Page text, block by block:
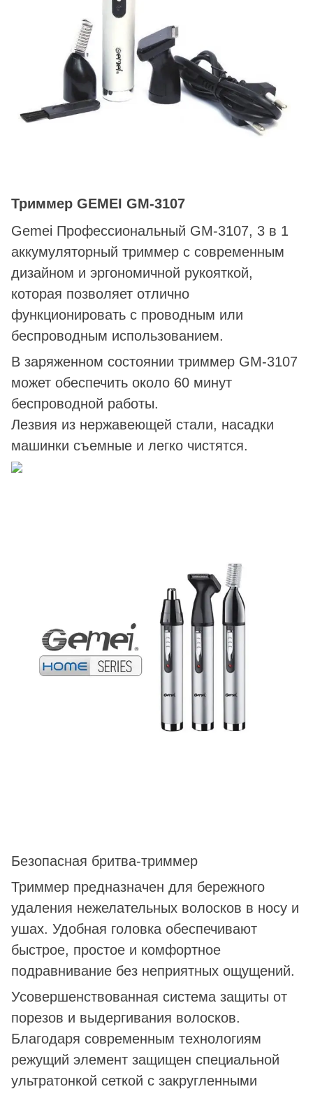
Триммер GEMEI GM-3107
Gemei Профессиональный GM-3107, 3 в 1
аккумуляторный триммер с современным
дизайном и эргономичной рукояткой,
которая позволяет отлично
функционировать с проводным или
беспроводным использованием.
В заряженном состоянии триммер GM-3107
может обеспечить около 60 минут
беспроводной работы.
Лезвия из нержавеющей стали, насадки
машинки съемные и легко чистятся.
Безопасная бритва-триммер
Триммер предназначен для бережного
удаления нежелательных волосков в носу и
ушах. Удобная головка обеспечивают
быстрое, простое и комфортное
подравнивание без неприятных ощущений.
Усовершенствованная система защиты от
порезов и выдергивания волосков.
Благодаря современным технологиям
режущий элемент защищен специальной
ультратонкой сеткой с закругленными